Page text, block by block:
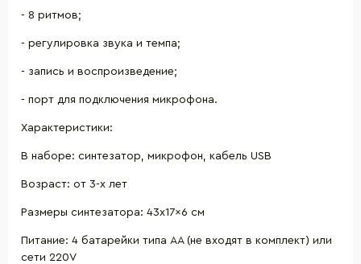
- 8 ритмов;
- регулировка звука и темпа;
- запись и воспроизведение;
- порт для подключения микрофона.
Характеристики:
В наборе: синтезатор, микрофон, кабель USB
Возраст: от 3-х лет
Размеры синтезатора: 43x17x6 см
Питание: 4 батарейки типа АА (не входят в комплект) или
сети 220V